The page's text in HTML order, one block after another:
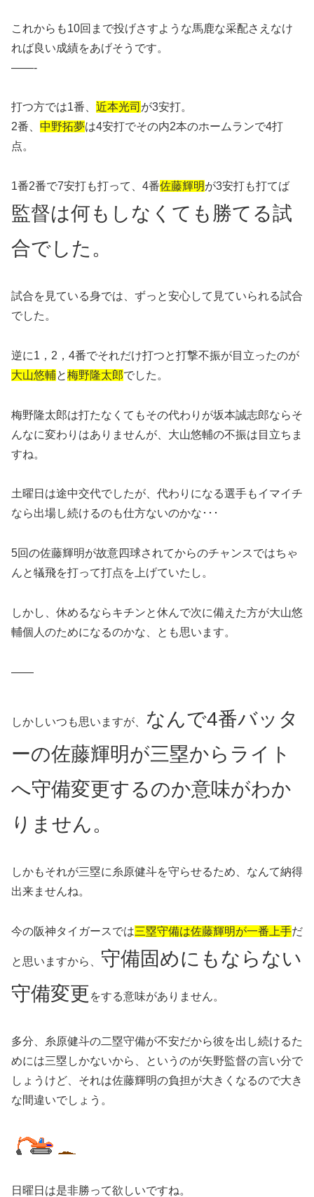
これからも10回まで投げさすような馬鹿な采配さえなけ
れば良い成績をあげそうです。
——-
打つ方では1番、 近本光司 が3安打。
2番、 中野拓夢は4安打でその内2本のホームランで4打
点。
1番2番で7安打も打って、4番佐藤輝明が3安打も打てば
監督は何もしなくても勝てる試
合でした。
試合を見ている身では、ずっと安心して見ていられる試合
でした。
逆に1，2，4番でそれだけ打つと打撃不振が目立ったのが
大山悠輔と梅野隆太郎でした。
梅野隆太郎は打たなくてもその代わりが坂本誠志郎ならそ
んなに変わりはありませんが、大山悠輔の不振は目立ちま
すね。
土曜日は途中交代でしたが、代わりになる選手もイマイチ
なら出場し続けるのも仕方ないのかな･･･
5回の佐藤輝明が故意四球されてからのチャンスではちゃ
んと犠飛を打って打点を上げていたし。
しかし、休めるならキチンと休んで次に備えた方が大山悠
輔個人のためになるのかな、とも思います。
——
しかしいつも思いますが、 なんで4番バッタ
ーの佐藤輝明が三塁からライト
へ守備変更するのか意味がわか
りません。
しかもそれが三塁に糸原健斗を守らせるため、なんて納得
出来ませんね。
今の阪神タイガースでは三塁守備は佐藤輝明が一番上手だ
と思いますから、 守備固めにもならない
守備変更 をする意味がありません。
多分、糸原健斗の二塁守備が不安だから彼を出し続けるた
めには三塁しかないから、というのが矢野監督の言い分で
しょうけど、それは佐藤輝明の負担が大きくなるので大き
な間違いでしょう。
日曜日は是非勝って欲しいですね。